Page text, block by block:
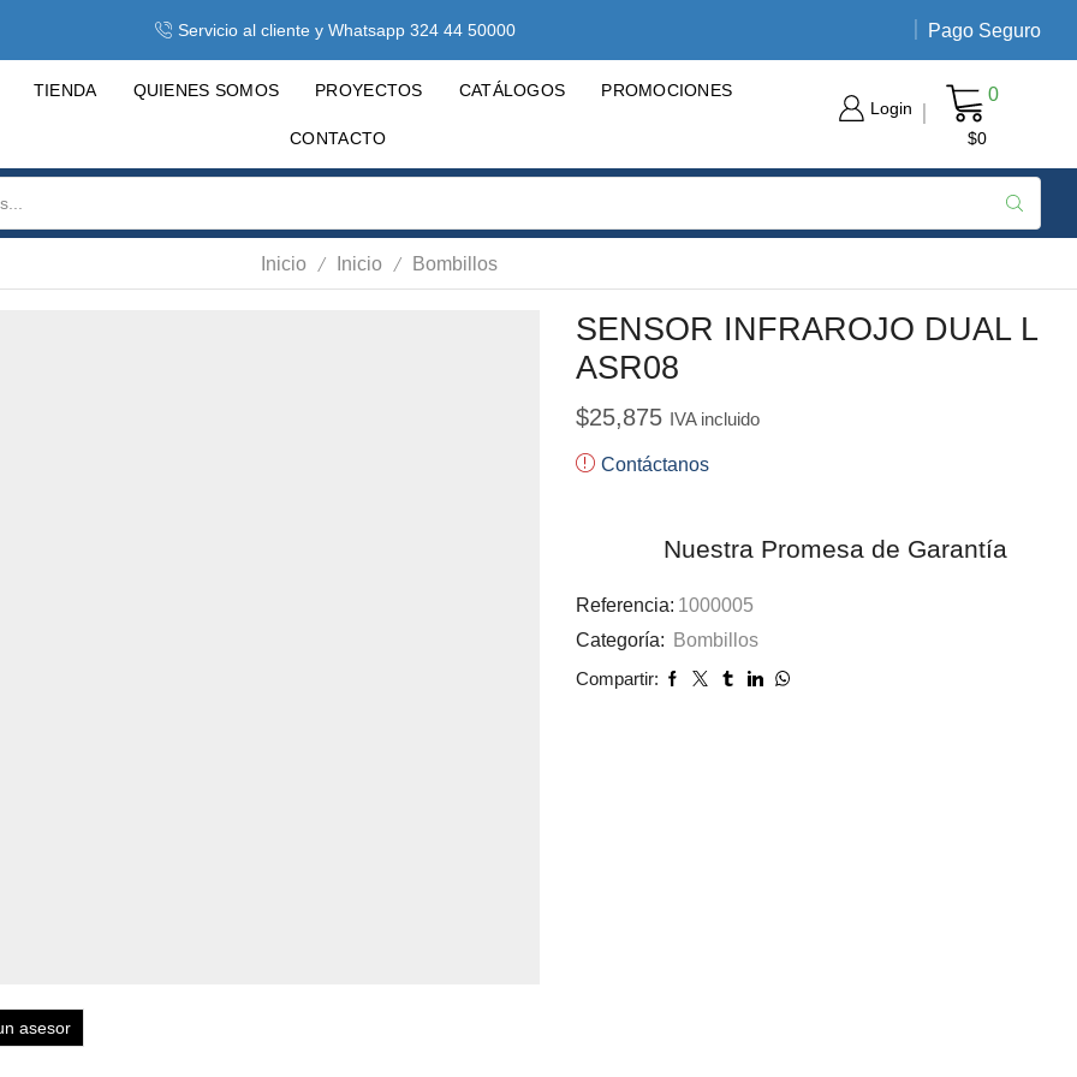
Servicio al cliente y Whatsapp 324 44 50000 Envíos nacionales de 3 a 5
Pago Seguro
TIENDA QUIENES SOMOS PROYECTOS CATÁLOGOS PROMOCIONES
CONTACTO
Login
0
$0
Inicio / Inicio / Bombillos
asesor
SENSOR INFRAROJO DUAL L
ASR08
$25,875 IVA incluido
Contáctanos
Nuestra Promesa de Garantía
Referencia: 1000005
Categoría:
Bombillos
Compartir: